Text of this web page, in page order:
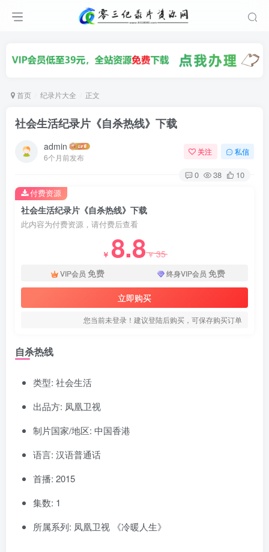
首页 纪录片大全 正文
社会生活纪录片《自杀热线》下载
admin
6个月前发布
关注 私信
0 38 10
社会生活纪录片《自杀热线》下载
此内容为付费资源，请付费后查看
￥ 8.8￥35
VIP会员 免费 终身VIP会员 免费
立即购买
您当前未登录！建议登陆后购买，可保存购买订单
付费资源
自杀热线
类型: 社会生活
出品方: 凤凰卫视
制片国家/地区: 中国香港
语言: 汉语普通话
首播: 2015
集数: 1
所属系列: 凤凰卫视 《冷暖人生》